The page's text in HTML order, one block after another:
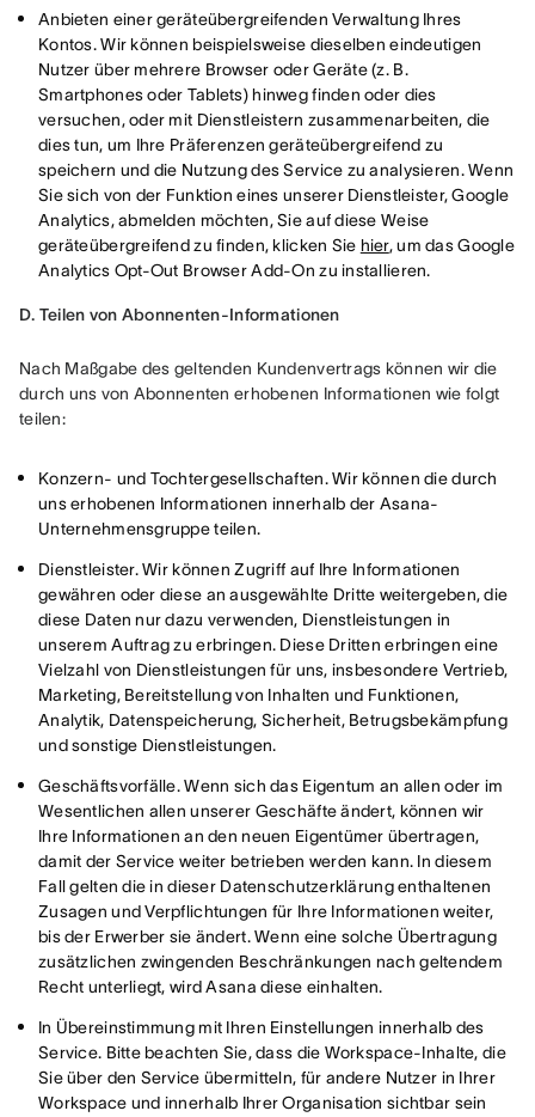
Anbieten einer geräteübergreifenden Verwaltung Ihres
Kontos. Wir können beispielsweise dieselben eindeutigen
Nutzer über mehrere Browser oder Geräte (z. B.
Smartphones oder Tablets) hinweg finden oder dies
versuchen, oder mit Dienstleistern zusammenarbeiten, die
dies tun, um Ihre Präferenzen geräteübergreifend zu
speichern und die Nutzung des Service zu analysieren. Wenn
Sie sich von der Funktion eines unserer Dienstleister, Google
Analytics, abmelden möchten, Sie auf diese Weise
geräteübergreifend zu finden, klicken Sie hier, um das Google
Analytics Opt-Out Browser Add-On zu installieren.
D. Teilen von Abonnenten-Informationen
Nach Maßgabe des geltenden Kundenvertrags können wir die
durch uns von Abonnenten erhobenen Informationen wie folgt
teilen:
Konzern- und Tochtergesellschaften. Wir können die durch
uns erhobenen Informationen innerhalb der Asana-
Unternehmensgruppe teilen.
Dienstleister. Wir können Zugriff auf Ihre Informationen
gewähren oder diese an ausgewählte Dritte weitergeben, die
diese Daten nur dazu verwenden, Dienstleistungen in
unserem Auftrag zu erbringen. Diese Dritten erbringen eine
Vielzahl von Dienstleistungen für uns, insbesondere Vertrieb,
Marketing, Bereitstellung von Inhalten und Funktionen,
Analytik, Datenspeicherung, Sicherheit, Betrugsbekämpfung
und sonstige Dienstleistungen.
Geschäftsvorfälle. Wenn sich das Eigentum an allen oder im
Wesentlichen allen unserer Geschäfte ändert, können wir
Ihre Informationen an den neuen Eigentümer übertragen,
damit der Service weiter betrieben werden kann. In diesem
Fall gelten die in dieser Datenschutzerklärung enthaltenen
Zusagen und Verpflichtungen für Ihre Informationen weiter,
bis der Erwerber sie ändert. Wenn eine solche Übertragung
zusätzlichen zwingenden Beschränkungen nach geltendem
Recht unterliegt, wird Asana diese einhalten.
In Übereinstimmung mit Ihren Einstellungen innerhalb des
Service. Bitte beachten Sie, dass die Workspace-Inhalte, die
Sie über den Service übermitteln, für andere Nutzer in Ihrer
Workspace und innerhalb Ihrer Organisation sichtbar sein